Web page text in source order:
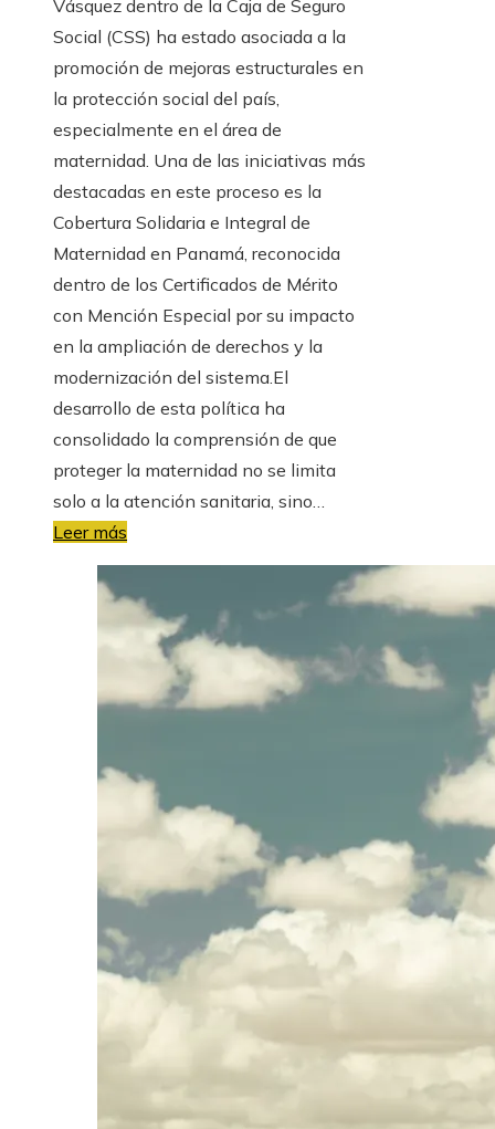
Vásquez dentro de la Caja de Seguro
Social (CSS) ha estado asociada a la
promoción de mejoras estructurales en
la protección social del país,
especialmente en el área de
maternidad. Una de las iniciativas más
destacadas en este proceso es la
Cobertura Solidaria e Integral de
Maternidad en Panamá, reconocida
dentro de los Certificados de Mérito
con Mención Especial por su impacto
en la ampliación de derechos y la
modernización del sistema.El
desarrollo de esta política ha
consolidado la comprensión de que
proteger la maternidad no se limita
solo a la atención sanitaria, sino…
Leer más